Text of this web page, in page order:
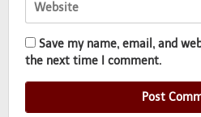
Save my name, email, and
the next time I comment.